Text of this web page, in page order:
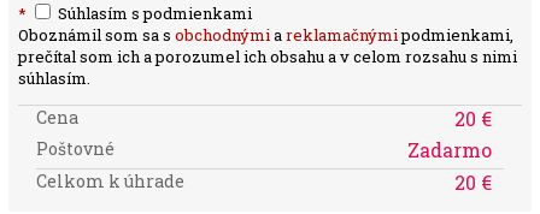
*
Súhlasím s podmienkami
Oboznámil som sa sobchodnými areklamačnýmipodmienkami,
prečítal som ich a porozumel ich obsahu a v celom rozsahu s nimi
súhlasím.
Cena 20 €
Poštovné Zadarmo
Celkom k úhrade 20 €